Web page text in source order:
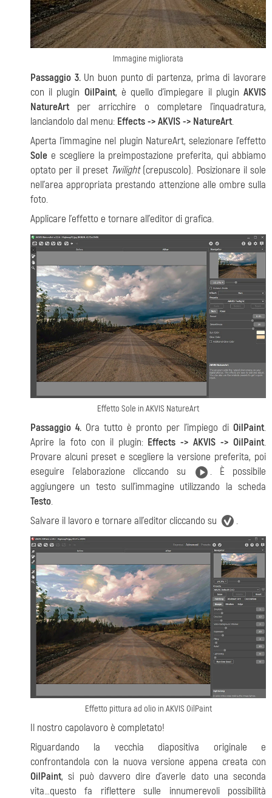
Immagine migliorata
Passaggio 3.Un buon punto di partenza, prima di lavorare
con il plugin OilPaint, è quello d'impiegare il pluginAKVIS
NatureArt per arricchire o completare l'inquadratura,
lanciandolo dal menu: Effects -> AKVIS -> NatureArt.
Aperta l'immagine nel plugin NatureArt, selezionare l'effetto
Sole e scegliere la preimpostazione preferita, qui abbiamo
optato per il preset Twilight(crepuscolo). Posizionare il sole
nell'area appropriata prestando attenzione alle ombre sulla
foto.
Applicare l'effetto e tornare all'editor di grafica.
Effetto Sole in AKVIS NatureArt
Passaggio 4. Ora tutto è pronto per l'impiego di OilPaint.
Aprire la foto con il plugin: Effects -> AKVIS -> OilPaint.
Provare alcuni preset e scegliere la versione preferita, poi
eseguire l'elaborazione cliccando su
. È possibile
aggiungere un testo sull'immagine utilizzando la scheda
Testo.
Salvare il lavoro e tornare all'editor cliccando su
.
Effetto pittura ad olio in AKVIS OilPaint
Il nostro capolavoro è completato!
Riguardando la vecchia diapositiva originale e
confrontandola con la nuova versione appena creata con
OilPaint, si può davvero dire d'averle dato una seconda
vita…questo fa riflettere sulle innumerevoli possibilità